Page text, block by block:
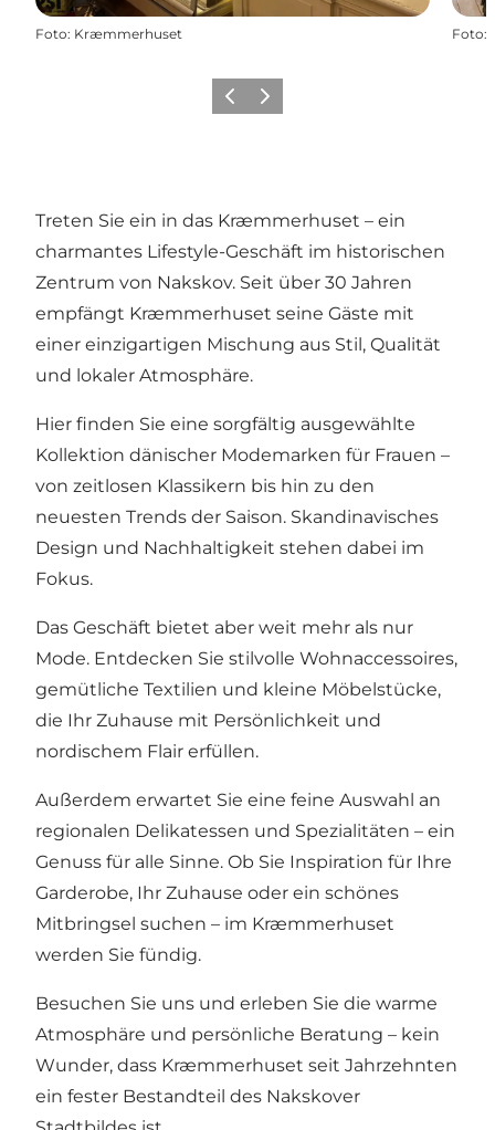
Foto: Kræmmerhuset Foto:
ZurückWeiter
Treten Sie ein in das Kræmmerhuset – ein
charmantes Lifestyle-Geschäft im historischen
Zentrum von Nakskov. Seit über 30 Jahren
empfängt Kræmmerhuset seine Gäste mit
einer einzigartigen Mischung aus Stil, Qualität
und lokaler Atmosphäre.
Hier finden Sie eine sorgfältig ausgewählte
Kollektion dänischer Modemarken für Frauen –
von zeitlosen Klassikern bis hin zu den
neuesten Trends der Saison. Skandinavisches
Design und Nachhaltigkeit stehen dabei im
Fokus.
Das Geschäft bietet aber weit mehr als nur
Mode. Entdecken Sie stilvolle Wohnaccessoires,
gemütliche Textilien und kleine Möbelstücke,
die Ihr Zuhause mit Persönlichkeit und
nordischem Flair erfüllen.
Außerdem erwartet Sie eine feine Auswahl an
regionalen Delikatessen und Spezialitäten – ein
Genuss für alle Sinne. Ob Sie Inspiration für Ihre
Garderobe, Ihr Zuhause oder ein schönes
Mitbringsel suchen – im Kræmmerhuset
werden Sie fündig.
Besuchen Sie uns und erleben Sie die warme
Atmosphäre und persönliche Beratung – kein
Wunder, dass Kræmmerhuset seit Jahrzehnten
ein fester Bestandteil des Nakskover